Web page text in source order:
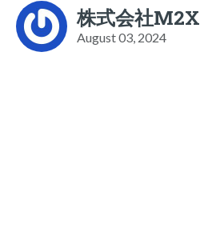
株式会社M2X
August 03, 2024